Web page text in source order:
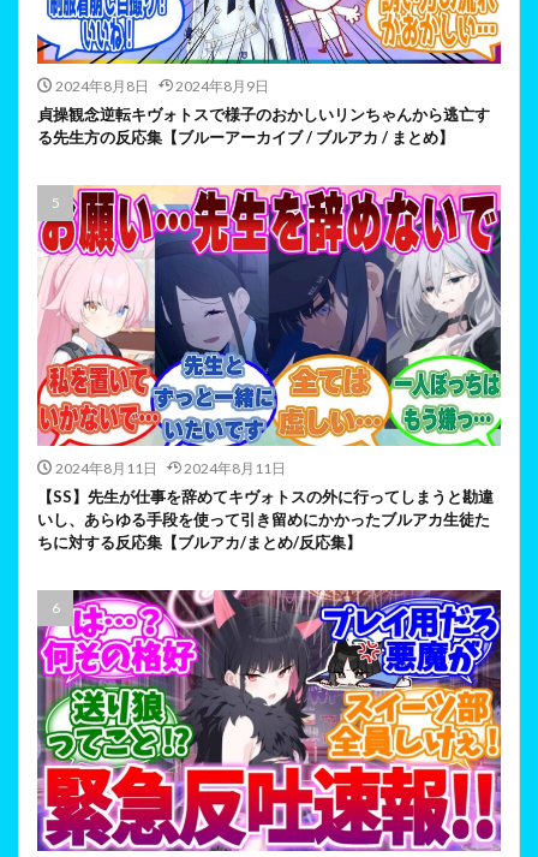
2024年8月8日 2024年8月9日
貞操観念逆転キヴォトスで様子のおかしいリンちゃんから逃亡す
る先生方の反応集【ブルーアーカイブ / ブルアカ / まとめ】
2024年8月11日 2024年8月11日
【SS】先生が仕事を辞めてキヴォトスの外に行ってしまうと勘違
いし、あらゆる手段を使って引き留めにかかったブルアカ生徒た
ちに対する反応集【ブルアカ/まとめ/反応集】